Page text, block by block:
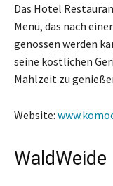
Das Hotel
Menü, das nach
genossen werden
seine köstlichen
Mahlzeit zu
Website:
WaldWeide